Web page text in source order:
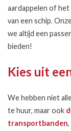
aardappelen of
van een schip.
we altijd een
bieden!
Kies uit
We hebben niet
te huur, maar ook
transportbanden,